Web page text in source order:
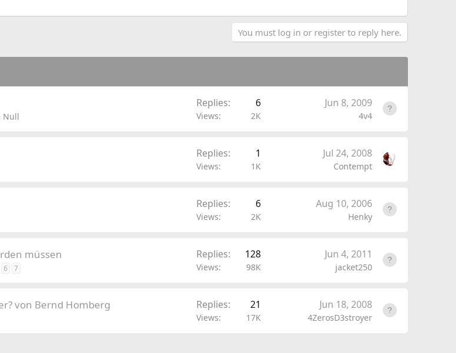
You must log in or register to reply here.
Null
Replies 6
Views 2K
Jun 8, 2009
4v4
Replies 1
Views 1K
Jul 24, 2008
Contempt
Replies 6
Views 2K
Aug 10, 2006
Henky
müssen
6 7
Replies 128
Views 98K
Jun 4, 2011
jacket250
von Bernd Homberg Replies 21
Views 17K
Jun 18, 2008
4ZerosD3stroyer